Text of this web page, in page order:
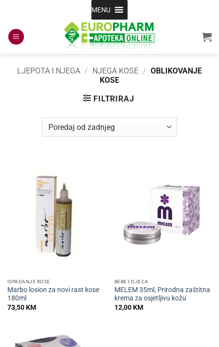
content
MENU
LJEPOTA I NJEGA / NJEGA KOSE / OBLIKOVANJE
KOSE
FILTRIRAJ
ISPADANJE KOSE
Marbo losion za novi rast kose
180ml
73,50KM
BEBE I DJECA
MELEM 35ml, Prirodna zaštitna
krema za osjetljivu kožu
12,00KM